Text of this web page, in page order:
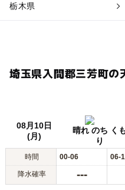
栃木県
埼玉県入間郡三芳町の
08月10日
(月)
晴れ のち く
り
時間 00-06 06-
降水確率 ---